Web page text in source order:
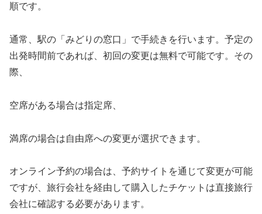
順です。
通常、駅の「みどりの窓口」で手続きを行います。予定の
出発時間前であれば、初回の変更は無料で可能です。その
際、
空席がある場合は指定席、
満席の場合は自由席への変更が選択できます。
オンライン予約の場合は、予約サイトを通じて変更が可能
ですが、旅行会社を経由して購入したチケットは直接旅行
会社に確認する必要があります。